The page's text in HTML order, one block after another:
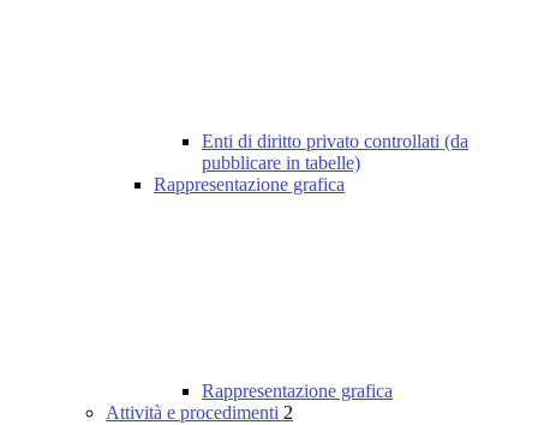
Enti di diritto privato controllati (da
pubblicare in tabelle)
Rappresentazione grafica
Rappresentazione grafica
Attività e procedimenti 2